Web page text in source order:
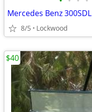
Mercedes Benz 300SDL
8/5 Lockwood
$40